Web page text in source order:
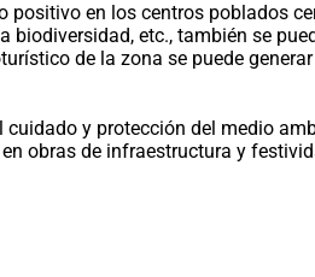
en los centros poblados
etc., también se
de la zona se puede
y protección del medio
obras de infraestructura y